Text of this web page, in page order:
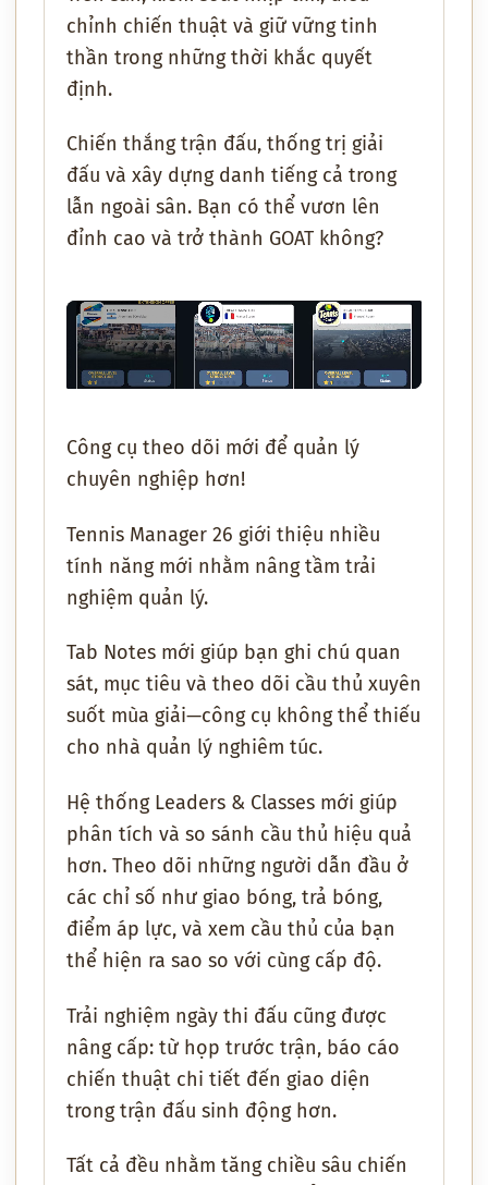
chỉnh chiến thuật và giữ vững tinh
thần trong những thời khắc quyết
định.
Chiến thắng trận đấu, thống trị giải
đấu và xây dựng danh tiếng cả trong
lẫn ngoài sân. Bạn có thể vươn lên
đỉnh cao và trở thành GOAT không?
Công cụ theo dõi mới để quản lý
chuyên nghiệp hơn!
Tennis Manager 26 giới thiệu nhiều
tính năng mới nhằm nâng tầm trải
nghiệm quản lý.
Tab Notes mới giúp bạn ghi chú quan
sát, mục tiêu và theo dõi cầu thủ xuyên
suốt mùa giải—công cụ không thể thiếu
cho nhà quản lý nghiêm túc.
Hệ thống Leaders & Classes mới giúp
phân tích và so sánh cầu thủ hiệu quả
hơn. Theo dõi những người dẫn đầu ở
các chỉ số như giao bóng, trả bóng,
điểm áp lực, và xem cầu thủ của bạn
thể hiện ra sao so với cùng cấp độ.
Trải nghiệm ngày thi đấu cũng được
nâng cấp: từ họp trước trận, báo cáo
chiến thuật chi tiết đến giao diện
trong trận đấu sinh động hơn.
Tất cả đều nhằm tăng chiều sâu chiến